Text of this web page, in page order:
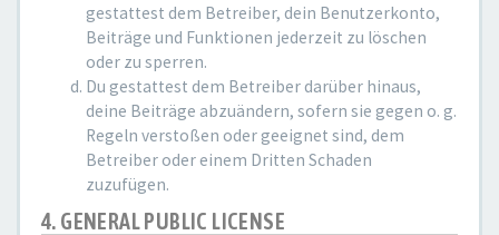
gestattest dem Betreiber, dein Benutzerkonto,
Beiträge und Funktionen jederzeit zu löschen
oder zu sperren.
Du gestattest dem Betreiber darüber hinaus,
deine Beiträge abzuändern, sofern sie gegen o. g.
Regeln verstoßen oder geeignet sind, dem
Betreiber oder einem Dritten Schaden
zuzufügen.
4. GENERAL PUBLIC LICENSE